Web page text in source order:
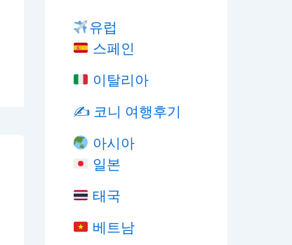
유럽
스페인
이탈리아
✍️ 코니 여행후기
아시아
일본
태국
베트남